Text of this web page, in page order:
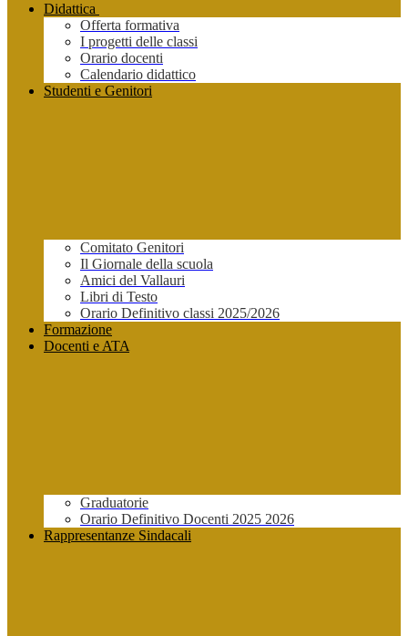
Didattica
Offerta formativa
I progetti delle classi
Orario docenti
Calendario didattico
Studenti e Genitori
Comitato Genitori
Il Giornale della scuola
Amici del Vallauri
Libri di Testo
Orario Definitivo classi 2025/2026
Formazione
Docenti e ATA
Graduatorie
Orario Definitivo Docenti 2025 2026
Rappresentanze Sindacali